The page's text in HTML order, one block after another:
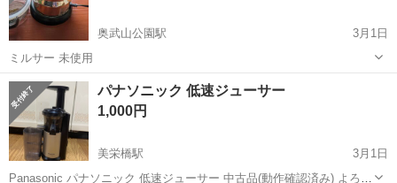
奥武山公園駅
3月1日
ミルサー 未使用
沖縄 那覇市 奥武山公園駅 キッチン家電
パナソニック 低速ジューサー
1,000円
美栄橋駅
3月1日
Panasonic パナソニック 低速ジューサー 中古品(動作確認済み) よろし